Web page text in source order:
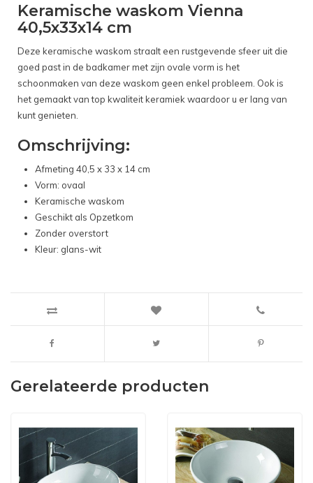
Keramische waskom Vienna
40,5x33x14 cm
Deze keramische waskom straalt een rustgevende sfeer uit die
goed past in de badkamer met zijn ovale vorm is het
schoonmaken van deze waskom geen enkel probleem. Ook is
het gemaakt van top kwaliteit keramiek waardoor u er lang van
kunt genieten.
Omschrijving:
Afmeting 40,5 x 33 x 14 cm
Vorm: ovaal
Keramische waskom
Geschikt als Opzetkom
Zonder overstort
Kleur: glans-wit
Gerelateerde producten